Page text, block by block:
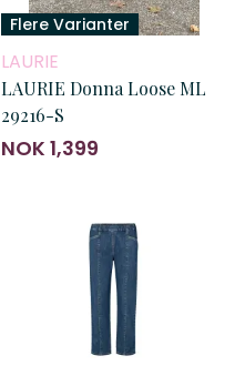
Flere Varianter
LAURIE
LAURIE Donna Loose ML
29216-S
NOK 1,399